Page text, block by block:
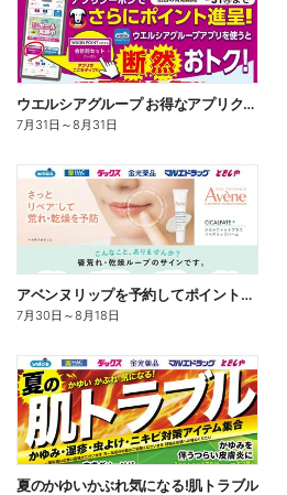
ウエルシアグループ お得なアプリクーポン
7月31日 ～8月31日
アベンヌリップを予約してポイントゲット!
7月30日 ～8月18日
夏のかゆいかぶれ気になる!肌トラブル